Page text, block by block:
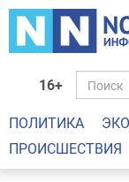
16+
ПОЛИТИКА
ПРОИСШЕСТВИЯ